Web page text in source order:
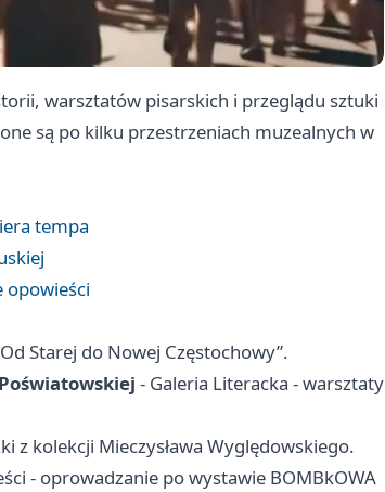
warsztatów pisarskich i przeglądu sztuki
są po kilku przestrzeniach muzealnych w
tempa
opowieści
Starej do Nowej Częstochowy”.
- Galeria Literacka - warsztaty
z kolekcji Mieczysława Wyględowskiego.
- oprowadzanie po wystawie BOMBkOWA